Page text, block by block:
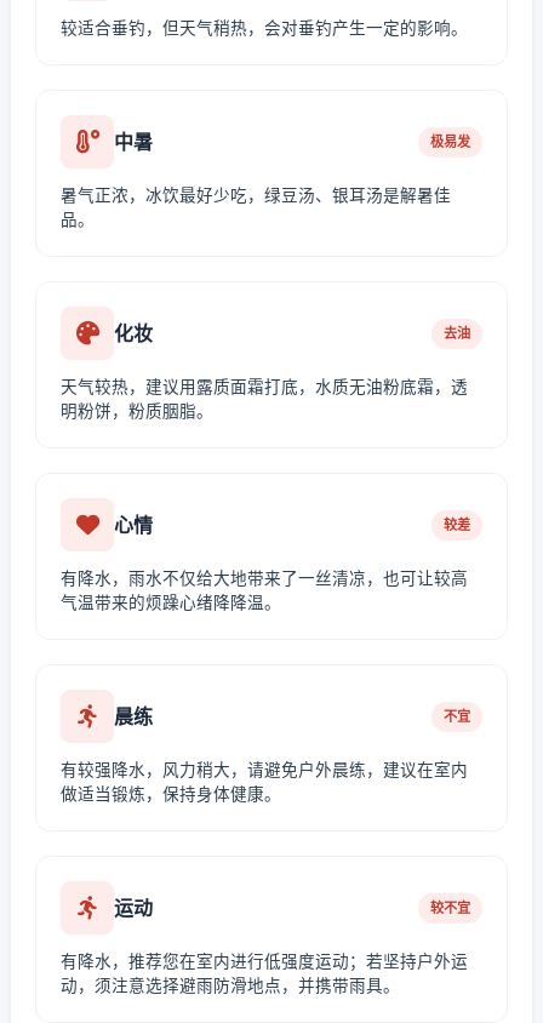
较适合垂钓，但天气稍热，会对垂钓产生一定的影响。
中暑 极易发
暑气正浓，冰饮最好少吃，绿豆汤、银耳汤是解暑佳
品。
化妆 去油
天气较热，建议用露质面霜打底，水质无油粉底霜，透
明粉饼，粉质胭脂。
心情 较差
有降水，雨水不仅给大地带来了一丝清凉，也可让较高
气温带来的烦躁心绪降降温。
晨练 不宜
有较强降水，风力稍大，请避免户外晨练，建议在室内
做适当锻炼，保持身体健康。
运动 较不宜
有降水，推荐您在室内进行低强度运动；若坚持户外运
动，须注意选择避雨防滑地点，并携带雨具。